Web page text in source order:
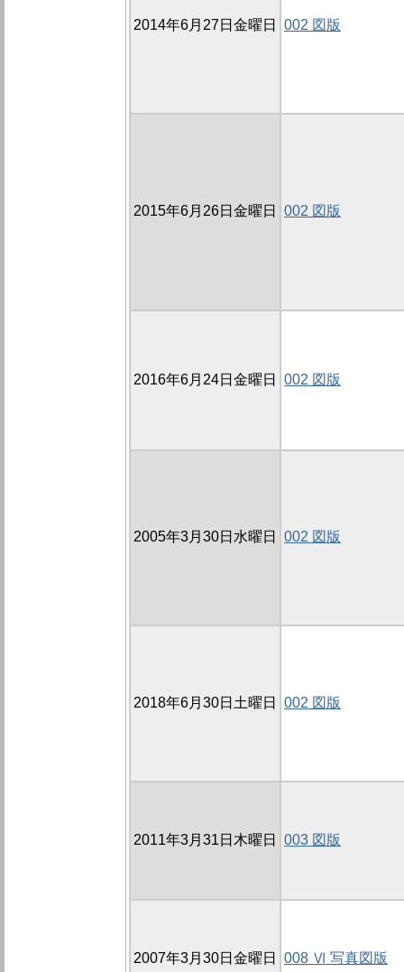
2014年6月27日金曜日 002 図版
2015年6月26日金曜日 002 図版
2016年6月24日金曜日 002 図版
2005年3月30日水曜日 002 図版
2018年6月30日土曜日 002 図版
2011年3月31日木曜日 003 図版
2007年3月30日金曜日 008 Ⅵ 写真図版